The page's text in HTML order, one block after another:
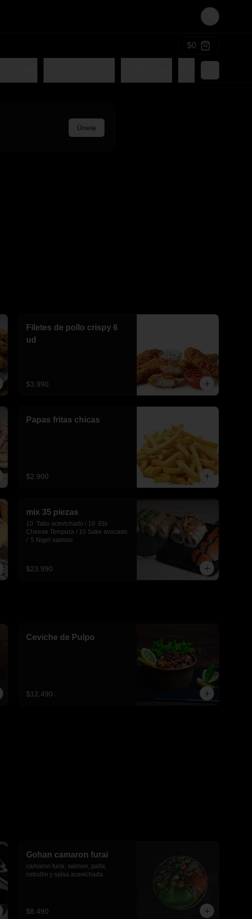
Login
$0
Únete
Filetes de pollo crispy 6
ud
$3.990
Papas fritas chicas
$2.900
mix 35 piezas
10  Tako acevichado / 10  Ebi
Cheese Tempura / 10 Sake avocado
/  5 Nigiri salmon
$23.990
Ceviche de Pulpo
$12.490
Gohan camaron furai
camaron furai, salmon, palta,
cebollin y salsa acevichada.
$8.490